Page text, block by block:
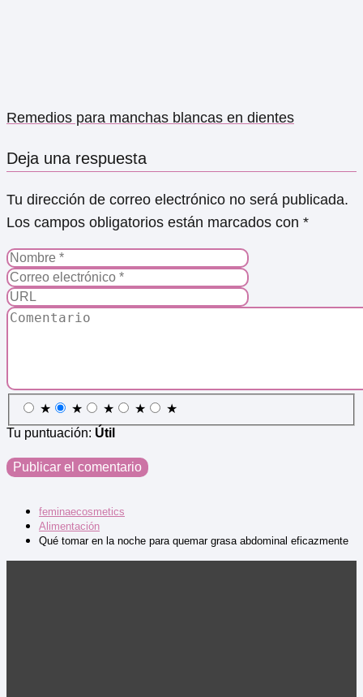
Remedios para manchas blancas en dientes
Deja una respuesta
Tu dirección de correo electrónico no será publicada.
Los campos obligatorios están marcados con *
★ ★ ★ ★
★
Tu puntuación: Útil
feminaecosmetics
Alimentación
Qué tomar en la noche para quemar grasa abdominal eficazmente